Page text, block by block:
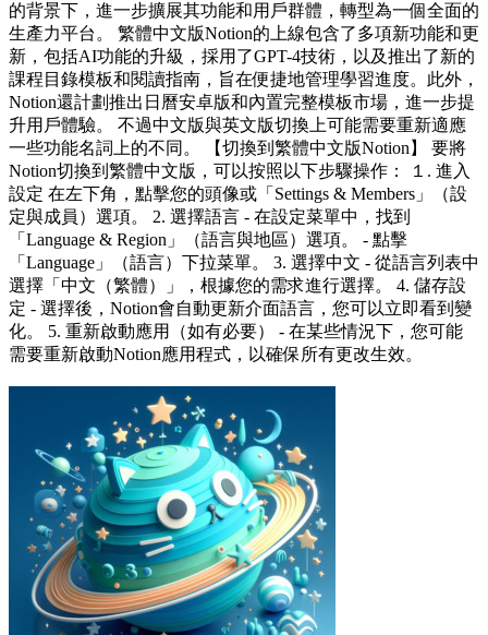
的背景下，進一步擴展其功能和用戶群體，轉型為一個全面的
生產力平台。 繁體中文版Notion的上線包含了多項新功能和更
新，包括AI功能的升級，採用了GPT-4技術，以及推出了新的
課程目錄模板和閱讀指南，旨在便捷地管理學習進度。此外，
Notion還計劃推出日曆安卓版和內置完整模板市場，進一步提
升用戶體驗。 不過中文版與英文版切換上可能需要重新適應
一些功能名詞上的不同。 【切換到繁體中文版Notion】 要將
Notion切換到繁體中文版，可以按照以下步驟操作： １. 進入
設定 在左下角，點擊您的頭像或「Settings & Members」（設
定與成員）選項。 2. 選擇語言 - 在設定菜單中，找到
「Language & Region」（語言與地區）選項。 - 點擊
「Language」（語言）下拉菜單。 3. 選擇中文 - 從語言列表中
選擇「中文（繁體）」，根據您的需求進行選擇。 4. 儲存設
定 - 選擇後，Notion會自動更新介面語言，您可以立即看到變
化。 5. 重新啟動應用（如有必要） - 在某些情況下，您可能
需要重新啟動Notion應用程式，以確保所有更改生效。